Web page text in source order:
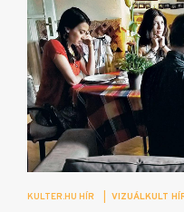
KULTER.HU HÍR VIZUÁLKULT